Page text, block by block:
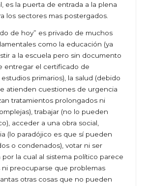
es la puerta de entrada a la plena
los sectores mas postergados.
de hoy” es privado de muchos
como la educación (ya
a la escuela pero sin documento
entregar el certificado de
primarios), la salud (debido
atienden cuestiones de urgencia
tratamientos prolongados ni
trabajar (no lo pueden
acceder a una obra social,
(lo paradójico es que sí pueden
o condenados), votar ni ser
por la cual al sistema político parece
ni preocuparse que problemas
otras cosas que no pueden